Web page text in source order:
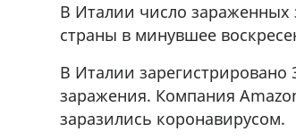
В Италии число зараженных
страны в минувшее
В Италии зарегистрировано
заражения. Компания
заразились коронавирусом.